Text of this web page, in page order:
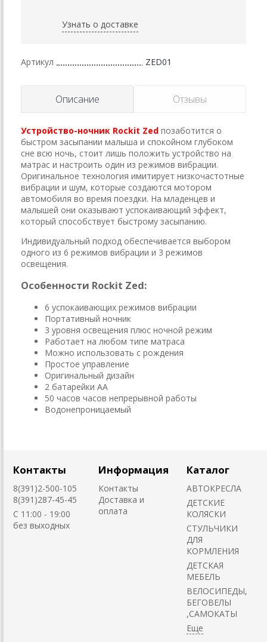
Узнать о доставке
Артикул ZED01
Описание Отзывы
Устройство-ночник Rockit Zed позаботится о
быстром засыпании малыша и спокойном глубоком
сне всю ночь, стоит лишь положить устройство на
матрас и настроить один из режимов вибрации.
Оригинальное технология имитирует низкочастотные
вибрации и шум, которые создаются мотором
автомобиля во время поездки. На младенцев и
малышей они оказывают успокаивающий эффект,
который способствует быстрому засыпанию.
Индивидуальный подход обеспечивается выбором
одного из 6 режимов вибрации и 3 режимов
освещения.
Особенности Rockit Zed:
6 успокаивающих режимов вибрации
Портативный ночник
3 уровня освещения плюс ночной режим
Работает на любом типе матраса
Можно использовать с рождения
Простое управление
Оригинальный дизайн
2 батарейки АА
50 часов часов непрерывной работы
Водонепроницаемый
Контакты
8(391)2-500-105
8(391)287-45-45
C 11:00 - 19:00
без выходных
Информация
Контакты
Доставка и
оплата
Каталог
АВТОКРЕСЛА
ДЕТСКИЕ
КОЛЯСКИ
CТУЛЬЧИКИ
ДЛЯ
КОРМЛЕНИЯ
ДЕТСКАЯ
МЕБЕЛЬ
ВЕЛОСИПЕДЫ,
БЕГОВЕЛЫ
,САМОКАТЫ